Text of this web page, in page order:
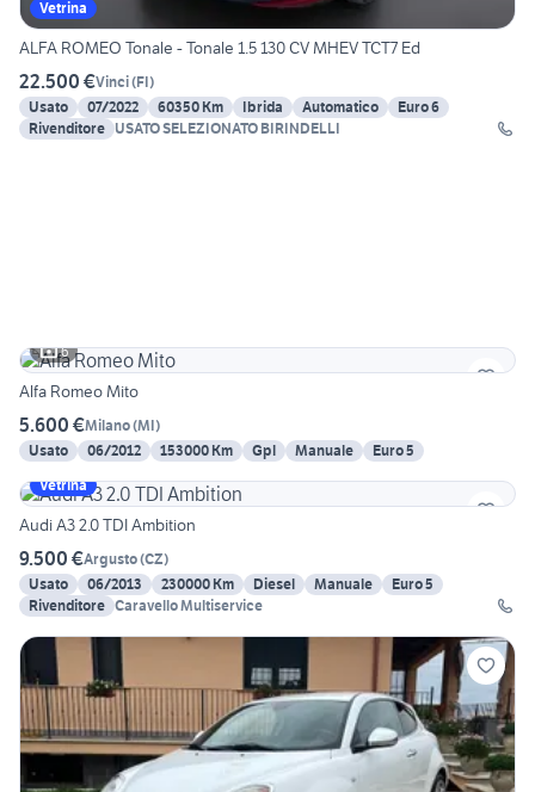
Vetrina
ALFA ROMEO Tonale - Tonale 1.5 130 CV MHEV TCT7 Ed
22.500 €Vinci(FI)
Usato
07/2022 60350 Km Ibrida Automatico
Euro 6
Rivenditore USATO SELEZIONATO BIRINDELLI
6
Alfa Romeo Mito
5.600 €Milano(MI)
Usato
06/2012 153000 Km Gpl Manuale
Euro 5
Vetrina
Audi A3 2.0 TDI Ambition
9.500 €Argusto(CZ)
Usato
06/2013 230000 Km Diesel Manuale
Euro 5
Rivenditore Caravello Multiservice